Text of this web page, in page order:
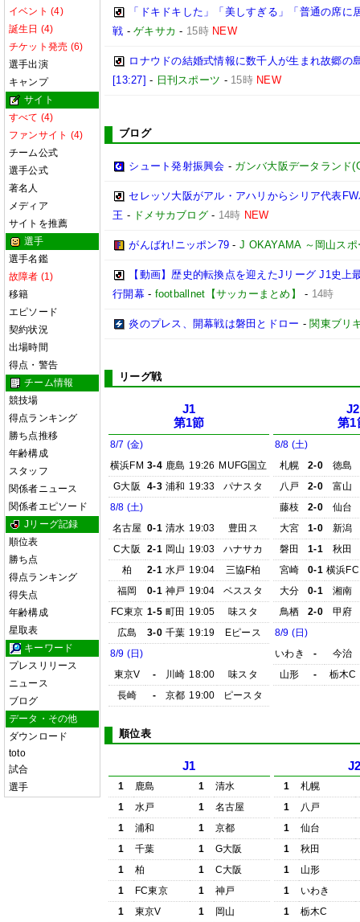
イベント (4)
誕生日 (4)
チケット発売 (6)
選手出演
キャンプ
サイト
すべて (4)
ファンサイト (4)
チーム公式
選手公式
著名人
メディア
サイトを推薦
選手
選手名鑑
故障者 (1)
移籍
エピソード
契約状況
出場時間
得点・警告
チーム情報
競技場
得点ランキング
勝ち点推移
年齢構成
スタッフ
関係者ニュース
関係者エピソード
Jリーグ記録
順位表
勝ち点
得点ランキング
得失点
年齢構成
星取表
キーワード
プレスリリース
ニュース
ブログ
データ・その他
ダウンロード
toto
試合
選手
「ドキドキした」「美しすぎる」「普通の席
戦 -ゲキサカ - 15時 NEW
ロナウドの結婚式情報に数千人が生まれ故郷
[13:27] - 日刊スポーツ - 15時 NEW
ブログ
シュート発射振興会 - ガンバ大阪データランド
セレッソ大阪がアル・アハリからシリア代表
王 - ドメサカブログ- 14時 NEW
がんばれ!ニッポン79 -J OKAYAMA ～岡山ス
【動画】歴史的転換点を迎えたJリーグ J1史
行開幕- footballnet【サッカーまとめ】 - 14時
炎のプレス、開幕戦は磐田とドロー - 関東ブリ
リーグ戦
J1
第1節
8/7 (金)
横浜FM 3-4 鹿島 19:26 MUFG国立
G大阪
4-3 浦和 19:33
パナスタ
8/8 (土)
名古屋 0-1 清水 19:03
豊田ス
C大阪
2-1 岡山 19:03
ハナサカ
柏
2-1 水戸 19:04
三協F柏
福岡
0-1 神戸 19:04
ベススタ
FC東京 1-5 町田 19:05
味スタ
広島
3-0 千葉 19:19
Eピース
8/9 (日)
東京V
- 川崎 18:00
味スタ
長崎
- 京都 19:00 ピースタ
J2
第1
8/8 (土)
札幌
2-0
徳島
八戸
2-0
富山
藤枝
2-0
仙台
大宮
1-0
新潟
磐田
1-1
秋田
宮崎
0-1 横浜FC
大分
0-1
湘南
鳥栖
2-0
甲府
8/9 (日)
いわき
-
今治
山形
- 栃木C
順位表
J1
1 鹿島 1
清水
1
水戸 1
名古屋
1
浦和 1
京都
1
千葉 1
G大阪
1
柏 1
C大阪
1
FC東京 1
神戸
1
東京V 1
岡山
1
札幌
1
八戸
1
仙台
1
秋田
1
山形
1
いわき
1
栃木C